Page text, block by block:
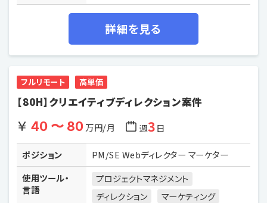
詳細を見る
フルリモート 高単価
【80H】クリエイティブディレクション案件
40 〜 80万円/月 週3日
ポジション
PM/SE Webディレクター マーケター
使用ツール・
言語
プロジェクトマネジメント
ディレクション
マーケティング